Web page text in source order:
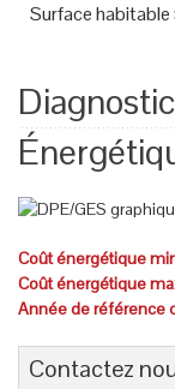
Surface habitable:
Coût énergétique
Coût énergétique
Année de référence
Contactez